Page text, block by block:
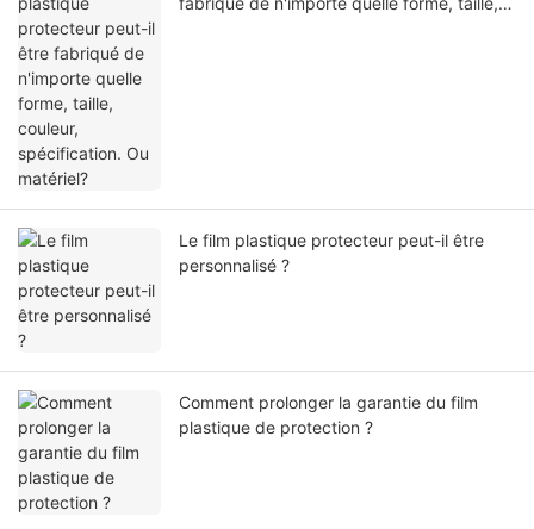
Le film plastique protecteur peut-il être
personnalisé ?
Comment prolonger la garantie du film
plastique de protection ?